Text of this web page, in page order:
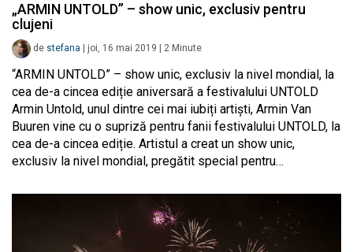
„ARMIN UNTOLD” – show unic, exclusiv pentru
clujeni
de stefana joi, 16 mai 2019 2 Minute
“ARMIN UNTOLD” – show unic, exclusiv la nivel mondial, la
cea de-a cincea ediție aniversară a festivalului UNTOLD
Armin Untold, unul dintre cei mai iubiți artiști, Armin Van
Buuren vine cu o supriză pentru fanii festivalului UNTOLD, la
cea de-a cincea ediție. Artistul a creat un show unic,
exclusiv la nivel mondial, pregătit special pentru…